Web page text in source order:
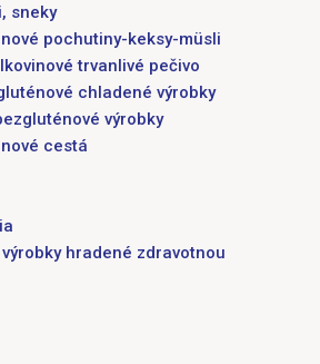
sneky
pochutiny-keksy-müsli
trvanlivé pečivo
chladené výrobky
výrobky
cestá
hradené zdravotnou